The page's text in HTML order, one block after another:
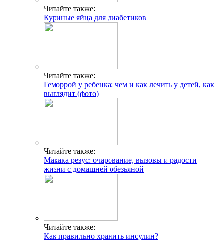
Читайте также:
Куриные яйца для диабетиков
Читайте также:
Геморрой у ребенка: чем и как лечить у детей, как
выглядит (фото)
Читайте также:
Макака резус: очарование, вызовы и радости
жизни с домашней обезьяной
Читайте также:
Как правильно хранить инсулин?